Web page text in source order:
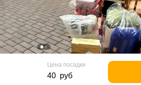
Цена посадки
40 руб